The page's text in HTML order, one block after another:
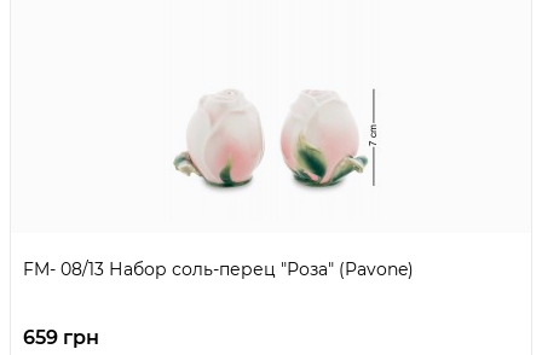
FM- 08/13 Набор соль-перец "Роза" (Pavone)
659 грн